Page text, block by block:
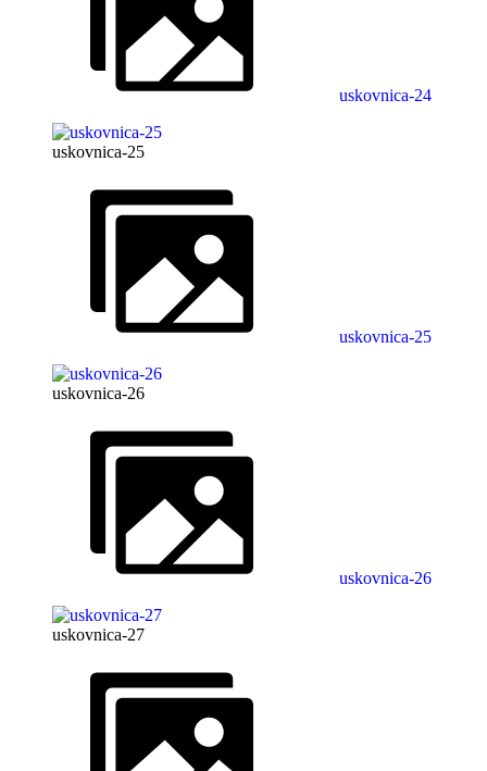
uskovnica-24
uskovnica-25
uskovnica-25
uskovnica-26
uskovnica-26
uskovnica-27